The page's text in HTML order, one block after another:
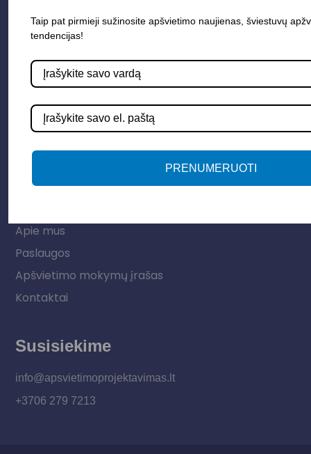
Parduotuvė
Apšvietimo sistemos
Elektros instaliacija
Lauko šviestuvai
LED juostos
Vidaus apšvietimas
Apie mus
Paslaugos
Apšvietimo mokymų įrašas
Kontaktai
Susisiekime
info@apsvietimoprojektavimas.lt
+3706 279 7213
Taip pat pirmieji sužinosite apšvietimo naujienas, šviestuvų
tendencijas!
PRENUMERUOTI